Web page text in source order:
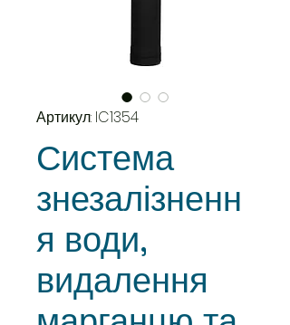
Артикул: IC1354
Система
знезалізненн
я води,
видалення